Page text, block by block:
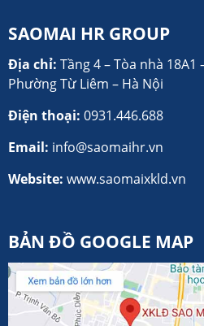
SAOMAI HR GROUP
Địa chỉ: Tầng 4 – Tòa nhà
Phường Từ Liêm – Hà Nội
Điện thoại: 0931.446.688
Email: info@saomaihr.vn
Website: www.saomaixkld.vn
BẢN ĐỒ GOOGLE MAP